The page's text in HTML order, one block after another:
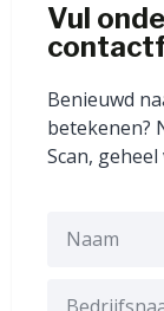
Vul
Benieuwd
betekenen?
Scan,